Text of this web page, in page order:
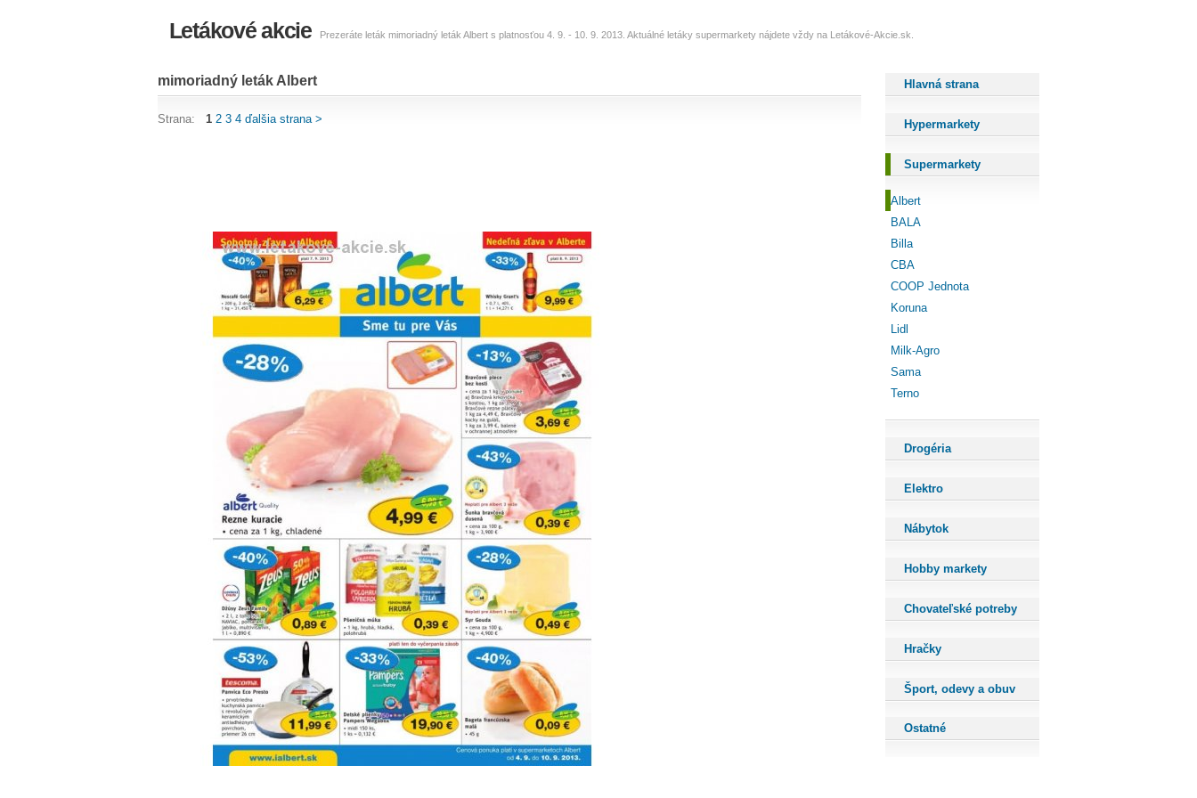
Letákové akcie Prezeráte leták mimoriadný leták Albert s platnosťou 4. 9. - 10. 9. 2013. Aktuálné letáky supermarkety nájdete vždy na Letákové-Akcie.sk.
mimoriadný leták Albert
Strana: 1 2 3 4 ďalšia strana >
Hlavná strana
Hypermarkety
Supermarkety
Albert
BALA
Billa
CBA
COOP Jednota
Koruna
Lidl
Milk-Agro
Sama
Terno
Drogéria
Elektro
Nábytok
Hobby markety
Chovateľské potreby
Hračky
Šport, odevy a obuv
Ostatné